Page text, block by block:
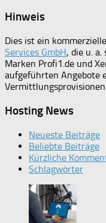
Hinweis
Dies ist ein
Services GmbH, die u.
Marken Profi1.de und
aufgeführten Angebote
Hosting News
Neueste Beiträge
Beliebte Beiträge
Kürzliche
Schlagwörter